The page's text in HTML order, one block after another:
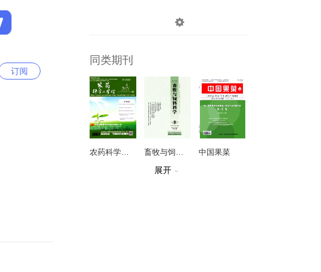

订阅
同类期刊
农药科学与管理 畜牧与饲料科学 中国果菜
展开 